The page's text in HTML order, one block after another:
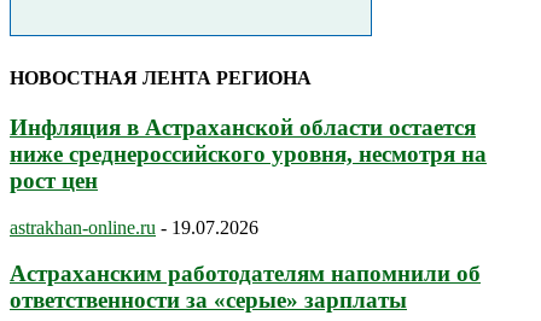
НОВОСТНАЯ ЛЕНТА РЕГИОНА
Инфляция в Астраханской области остается
ниже среднероссийского уровня, несмотря на
рост цен
astrakhan-online.ru - 19.07.2026
Астраханским работодателям напомнили об
ответственности за «серые» зарплаты